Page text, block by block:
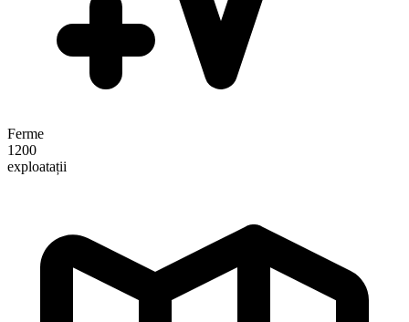
Ferme
1200
exploatații